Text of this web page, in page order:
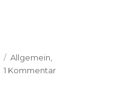
Kategorien
Allgemein
1 Kommentarzu